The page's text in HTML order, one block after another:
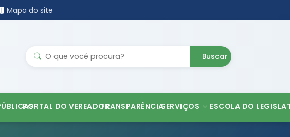
Mapa do site
Buscar
PORTAL DO VEREADORTRANSPARÊNCIASERVIÇOS ESCOLA DO